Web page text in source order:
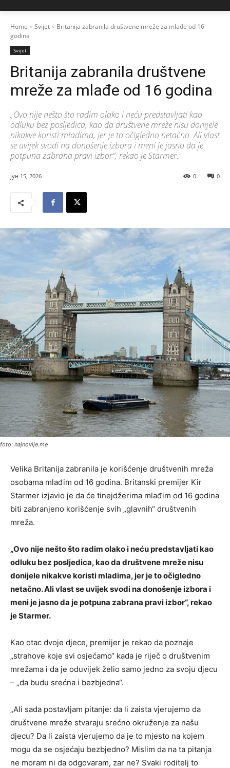
Home Svijet
Britanija zabranila društvene mreže za mlađe od 16
godina
Svijet
Britanija zabranila društvene
mreže za mlađe od 16 godina
„Ovo nije nešto što radim olako i neću predstavljati kao
odluku bez posljedica, kao da društvene mreže nisu donijele
nikakve koristi mladima, jer je to očigledno netačno. Ali vlast
se uvijek svodi na donošenje izbora i meni je jasno da je
potpuna zabrana pravi izbor“, rekao je Starmer.
јун 15, 2026 0
0
foto: najnovije.me
Velika Britanija zabranila je korišćenje društvenih mreža
osobama mlađim od 16 godina. Britanski premijer Kir
Starmer izjavio je da će tinejdžerima mlađim od 16 godina
biti zabranjeno korišćenje svih „glavnih“ društvenih
mreža.
„Ovo nije nešto što radim olako i neću predstavljati kao
odluku bez posljedica, kao da društvene mreže nisu
donijele nikakve koristi mladima, jer je to očigledno
netačno. Ali vlast se uvijek svodi na donošenje izbora i
meni je jasno da je potpuna zabrana pravi izbor“, rekao
je Starmer.
Kao otac dvoje djece, premijer je rekao da poznaje
„strahove koje svi osjećamo“ kada je riječ o društvenim
mrežama i da je oduvijek želio samo jedno za svoju djecu
– „da budu srećna i bezbjedna“.
„Ali sada postavljam pitanje: da li zaista vjerujemo da
društvene mreže stvaraju srećno okruženje za našu
djecu? Da li zaista vjerujemo da je to mjesto na kojem
mogu da se osjećaju bezbjedno? Mislim da na ta pitanja
ne moram ni da odgovaram, zar ne? Svaki roditelj to